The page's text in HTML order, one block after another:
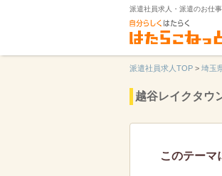
派遣社員求人・派遣のお仕
派遣社員求人TOP > 埼玉
越谷レイクタ
このテーマ